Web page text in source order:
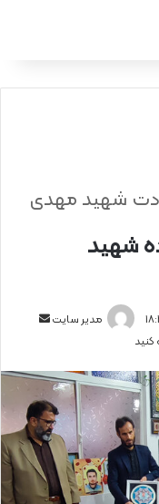
شهید
شهید مهدی
مدیر سایت
ا
ل
ا
ی
م
ی